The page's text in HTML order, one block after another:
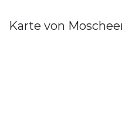
Karte von